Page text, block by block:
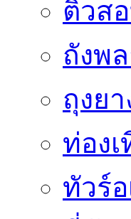
ติวส
ถังพ
ถุงยา
ท่องเ
ทัวร์